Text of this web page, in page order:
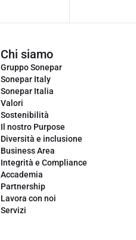
Chi siamo
Gruppo Sonepar
Sonepar Italy
Sonepar Italia
Valori
Sostenibilità
Il nostro Purpose
Diversità e inclusione
Business Area
Integrità e Compliance
Accademia
Partnership
Lavora con noi
Servizi